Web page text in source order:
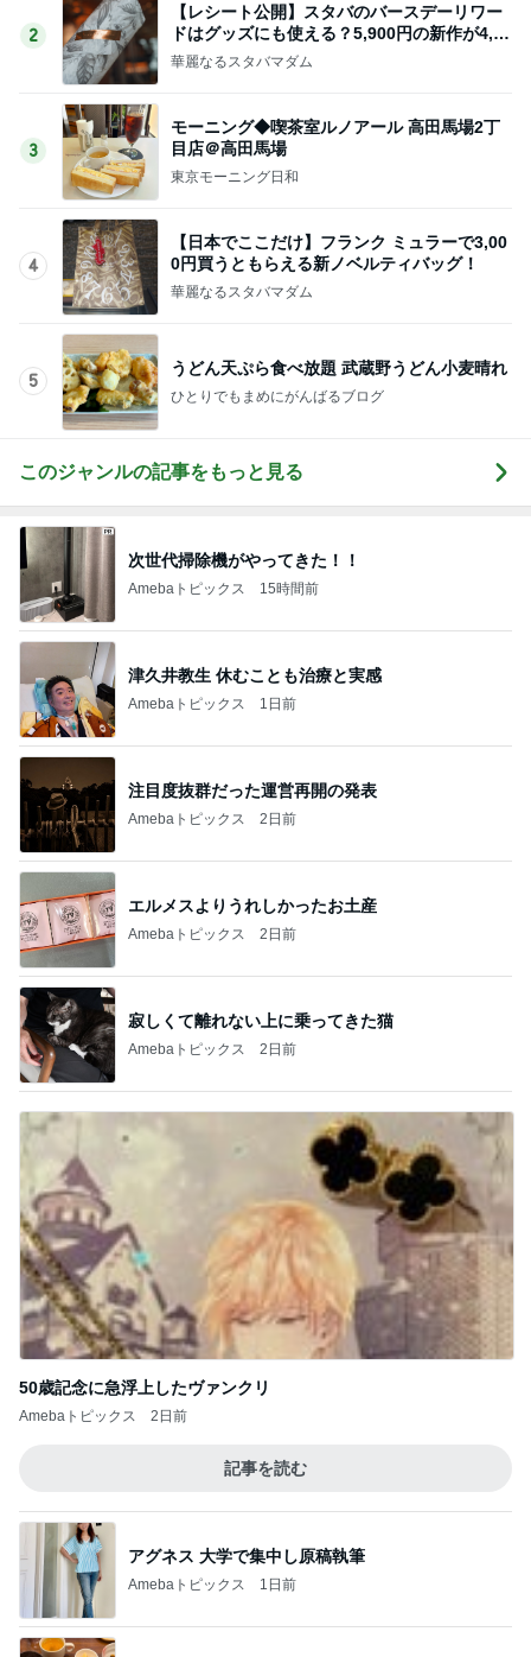
2
【レシート公開】スタバのバースデーリワー
ドはグッズにも使える？5,900円の新作が4,88
1円に
華麗なるスタバマダム
3
モーニング◆喫茶室ルノアール 高田馬場2丁
目店＠高田馬場
東京モーニング日和
4
【日本でここだけ】フランク ミュラーで3,00
0円買うともらえる新ノベルティバッグ！
華麗なるスタバマダム
5
うどん天ぷら食べ放題 武蔵野うどん小麦晴れ
ひとりでもまめにがんばるブログ
このジャンルの記事をもっと見る
次世代掃除機がやってきた！！
Amebaトピックス 15時間前
津久井教生 休むことも治療と実感
Amebaトピックス 1日前
注目度抜群だった運営再開の発表
Amebaトピックス 2日前
エルメスよりうれしかったお土産
Amebaトピックス 2日前
寂しくて離れない上に乗ってきた猫
Amebaトピックス 2日前
50歳記念に急浮上したヴァンクリ
Amebaトピックス 2日前
記事を読む
アグネス 大学で集中し原稿執筆
Amebaトピックス 1日前